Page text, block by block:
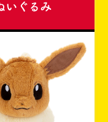
いぐるみ